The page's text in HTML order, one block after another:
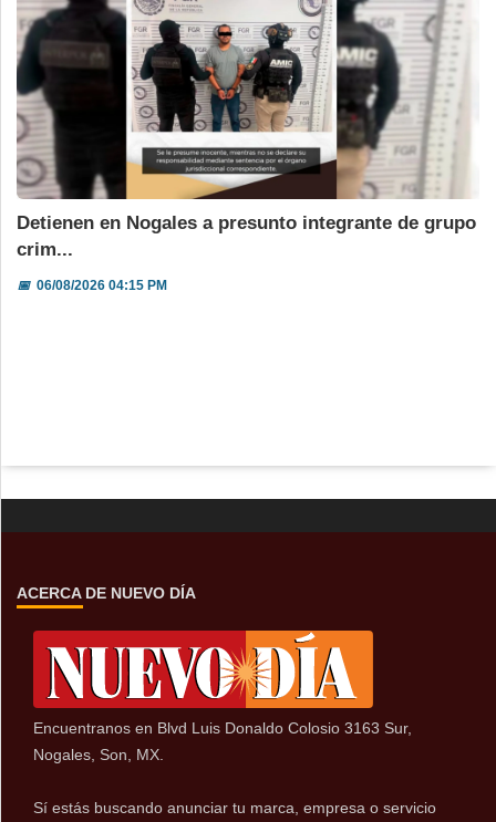
Detienen en Nogales a presunto integrante de grupo
crim...
📅06/08/2026 04:15 PM
ACERCA DE NUEVO DÍA
Encuentranos en Blvd Luis Donaldo Colosio 3163 Sur,
Nogales, Son, MX.
Sí estás buscando anunciar tu marca, empresa o servicio